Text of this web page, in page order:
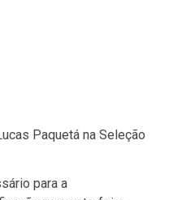
Paquetá na Seleção
para a